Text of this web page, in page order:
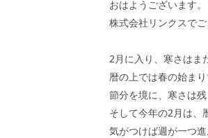
おはようございます。
株式会社リンクスでご
2月に入り、寒さはま
暦の上では春の始ま
節分を境に、寒さは
そして今年の2月は、
気がつけば週が一つ進